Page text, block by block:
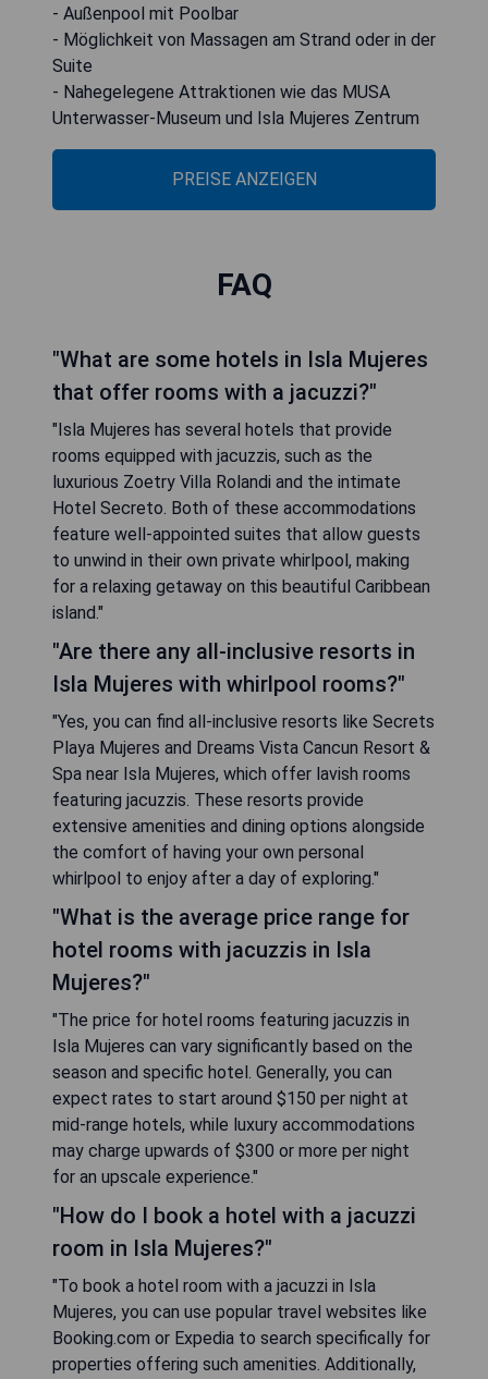
- Außenpool mit Poolbar
- Möglichkeit von Massagen am Strand oder in der
Suite
- Nahegelegene Attraktionen wie das MUSA
Unterwasser-Museum und Isla Mujeres Zentrum
PREISE ANZEIGEN
FAQ
"What are some hotels in Isla Mujeres
that offer rooms with a jacuzzi?"
"Isla Mujeres has several hotels that provide
rooms equipped with jacuzzis, such as the
luxurious Zoetry Villa Rolandi and the intimate
Hotel Secreto. Both of these accommodations
feature well-appointed suites that allow guests
to unwind in their own private whirlpool, making
for a relaxing getaway on this beautiful Caribbean
island."
"Are there any all-inclusive resorts in
Isla Mujeres with whirlpool rooms?"
"Yes, you can find all-inclusive resorts like Secrets
Playa Mujeres and Dreams Vista Cancun Resort &
Spa near Isla Mujeres, which offer lavish rooms
featuring jacuzzis. These resorts provide
extensive amenities and dining options alongside
the comfort of having your own personal
whirlpool to enjoy after a day of exploring."
"What is the average price range for
hotel rooms with jacuzzis in Isla
Mujeres?"
"The price for hotel rooms featuring jacuzzis in
Isla Mujeres can vary significantly based on the
season and specific hotel. Generally, you can
expect rates to start around $150 per night at
mid-range hotels, while luxury accommodations
may charge upwards of $300 or more per night
for an upscale experience."
"How do I book a hotel with a jacuzzi
room in Isla Mujeres?"
"To book a hotel room with a jacuzzi in Isla
Mujeres, you can use popular travel websites like
Booking.com or Expedia to search specifically for
properties offering such amenities. Additionally,